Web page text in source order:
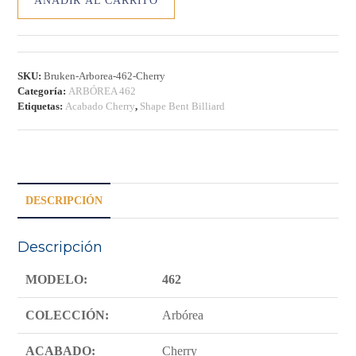
ARBÓREA
462
–
CHERRY
cantidad
SKU:Bruken-Arborea-462-Cherry
Categoría: ARBÓREA 462
Etiquetas: Acabado Cherry, Shape Bent Billiard
DESCRIPCIÓN
Descripción
MODELO: 462
COLECCIÓN: Arbórea
ACABADO: Cherry